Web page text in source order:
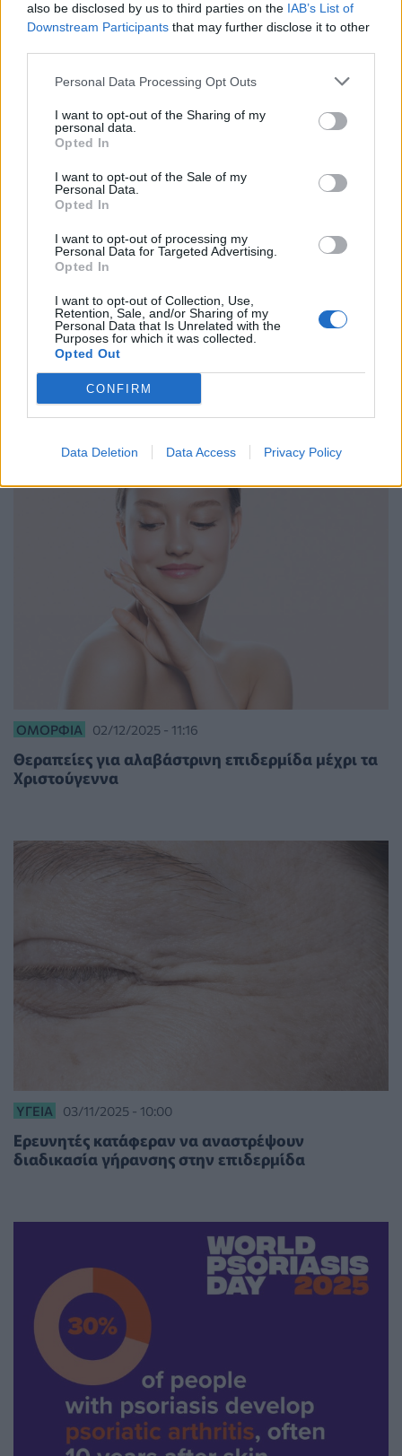
also be disclosed by us to third parties on the IAB’s List of
Downstream Participants that may further disclose it to other
Personal Data Processing Opt Outs
I want to opt-out of the Sharing of my
personal data.
Opted In
I want to opt-out of the Sale of my
Personal Data.
Opted In
I want to opt-out of processing my
Personal Data for Targeted Advertising.
Opted In
I want to opt-out of Collection, Use,
Retention, Sale, and/or Sharing of my
Personal Data that Is Unrelated with the
Purposes for which it was collected.
Opted Out
CONFIRM
Data Deletion Data Access Privacy Policy
16/12/2025 - 13:00
Πώς το μαλακτικό στην πλύση μπορεί να
σαμποτάρει την υγεία αλλά και την
ανθεκτικότητα των ρούχων
ΟΜΟΡΦΙΆ 02/12/2025 - 11:16
Θεραπείες για αλαβάστρινη επιδερμίδα μέχρι τα
Χριστούγεννα
ΥΓΕΊΑ 03/11/2025 - 10:00
Ερευνητές κατάφεραν να αναστρέψουν
διαδικασία γήρανσης στην επιδερμίδα